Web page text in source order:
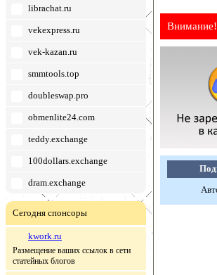
librachat.ru
vekexpress.ru
vek-kazan.ru
smmtools.top
doubleswap.pro
obmenlite24.com
teddy.exchange
100dollars.exchange
dram.exchange
Сегодня спонсоры
kwork.ru
Размещение ваших ссылок в сети
статейных блогов
Внимание!